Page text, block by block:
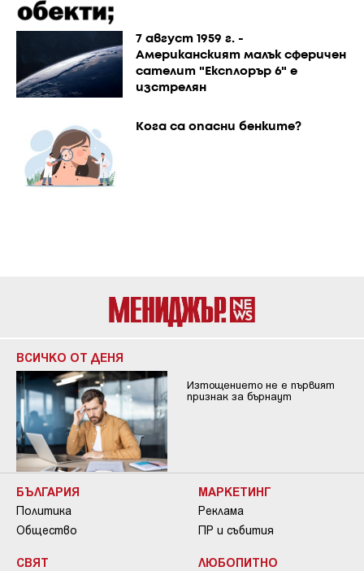
7 август 1959 г. -
Американският малък сферичен
сателит "Експлорър 6" е
изстрелян
Кога са опасни бенките?
ВСИЧКО ОТ ДЕНЯ
Изтощението не е първият
признак за бърнаут
БЪЛГАРИЯ
Политика
Общество
СВЯТ
МАРКЕТИНГ
Реклама
ПР и събития
ЛЮБОПИТНО